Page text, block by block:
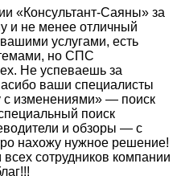
«Консультант-Саяны» за
и не менее отличный
услугами, есть
но СПС
Не успеваешь за
ваши специалисты
с изменениями» — поиск
поиск
и обзоры — с
нахожу нужное решение!
сотрудников компании